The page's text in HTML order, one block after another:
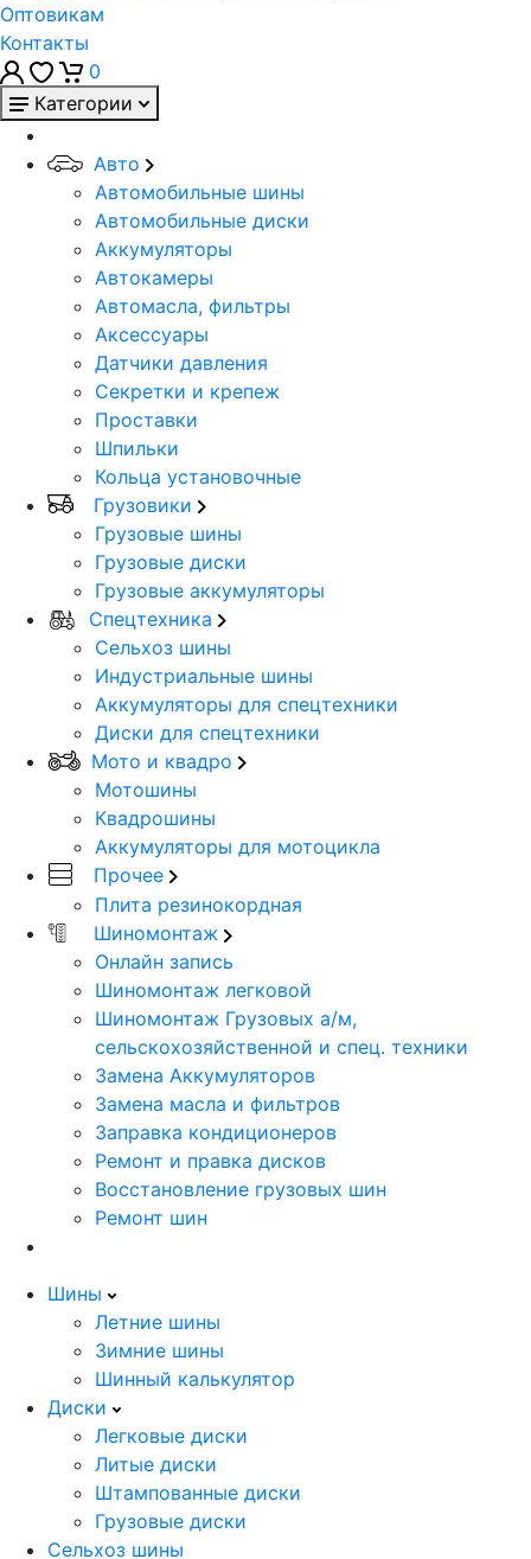
Оптовикам
Контакты
0
Категории
Авто
Автомобильные шины
Автомобильные диски
Аккумуляторы
Автокамеры
Автомасла, фильтры
Аксессуары
Датчики давления
Секретки и крепеж
Проставки
Шпильки
Кольца установочные
Грузовики
Грузовые шины
Грузовые диски
Грузовые аккумуляторы
Спецтехника
Сельхоз шины
Индустриальные шины
Аккумуляторы для спецтехники
Диски для спецтехники
Мото и квадро
Мотошины
Квадрошины
Аккумуляторы для мотоцикла
Прочее
Плита резинокордная
Шиномонтаж
Онлайн запись
Шиномонтаж легковой
Шиномонтаж Грузовых а/м,
сельскохозяйственной и спец. техники
Замена Аккумуляторов
Замена масла и фильтров
Заправка кондиционеров
Ремонт и правка дисков
Восстановление грузовых шин
Ремонт шин
Шины
Летние шины
Зимние шины
Шинный калькулятор
Диски
Легковые диски
Литые диски
Штампованные диски
Грузовые диски
Сельхоз шины